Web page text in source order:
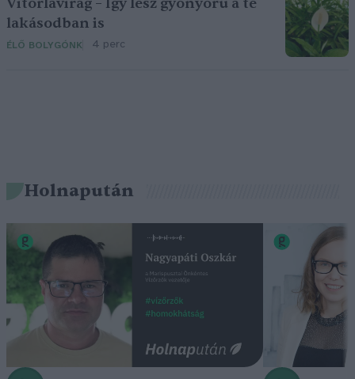
lakásodban is
ÉLŐ BOLYGÓNK 4 perc
Holnapután